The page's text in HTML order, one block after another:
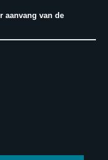
aanvang van de